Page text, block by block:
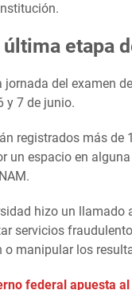
etapa
jornada del examen
y 7 de junio.
registrados más de
un espacio en
hizo un llamado
servicios
o manipular los
federal apuesta